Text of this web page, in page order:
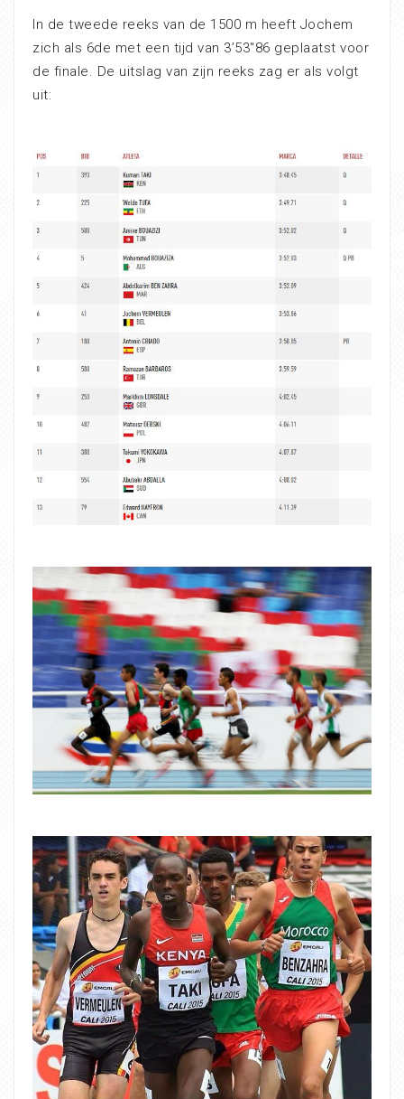
In de tweede reeks van de 1500 m heeft Jochem
zich als 6de met een tijd van 3’53″86 geplaatst voor
de finale. De uitslag van zijn reeks zag er als volgt
uit: